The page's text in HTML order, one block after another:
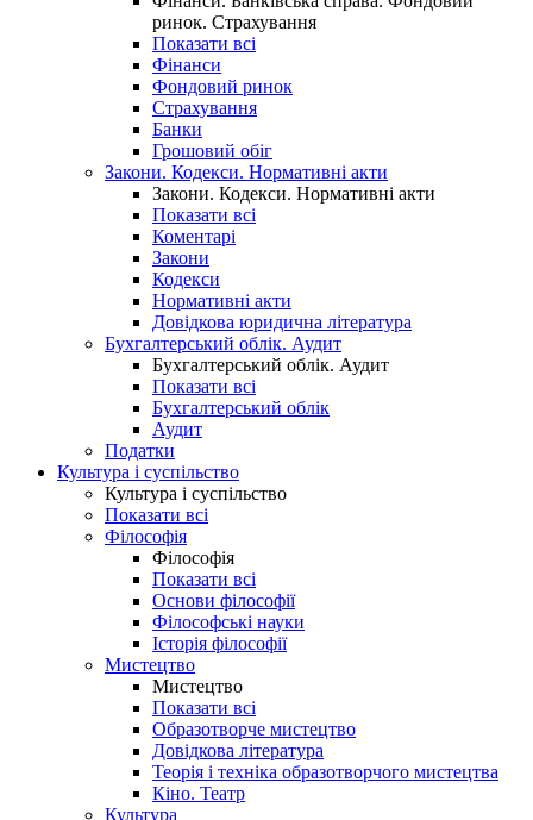
ринок. Страхування
Показати всі
Фінанси
Фондовий ринок
Страхування
Банки
Грошовий обіг
Закони. Кодекси. Нормативні акти
Закони. Кодекси. Нормативні акти
Показати всі
Коментарі
Закони
Кодекси
Нормативні акти
Довідкова юридична література
Бухгалтерський облік. Аудит
Бухгалтерський облік. Аудит
Показати всі
Бухгалтерський облік
Аудит
Податки
Культура і суспільство
Культура і суспільство
Показати всі
Філософія
Філософія
Показати всі
Основи філософії
Філософські науки
Історія філософії
Мистецтво
Мистецтво
Показати всі
Образотворче мистецтво
Довідкова література
Теорія і техніка образотворчого мистецтва
Кіно. Театр
Культура